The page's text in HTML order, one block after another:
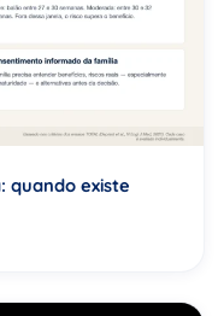
quando existe